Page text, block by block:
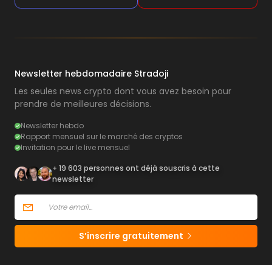
Newsletter hebdomadaire Stradoji
Les seules news crypto dont vous avez besoin pour
prendre de meilleures décisions.
Newsletter hebdo
Rapport mensuel sur le marché des cryptos
Invitation pour le live mensuel
+ 19 603 personnes ont déjà souscris à cette
newsletter
S’inscrire gratuitement